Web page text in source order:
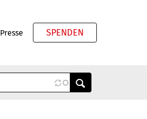
Presse SPENDEN